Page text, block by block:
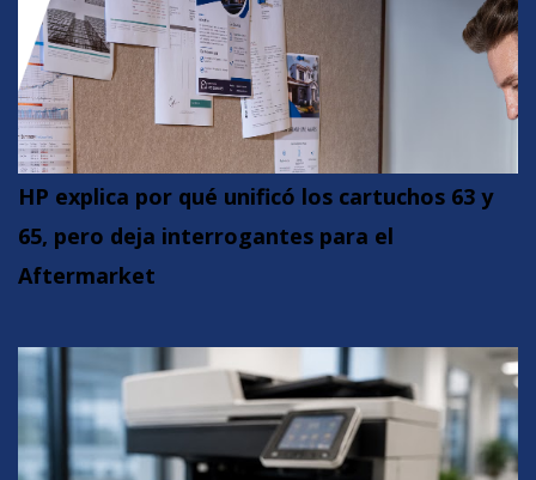
HP explica por qué unificó los cartuchos 63 y
65, pero deja interrogantes para el
Aftermarket